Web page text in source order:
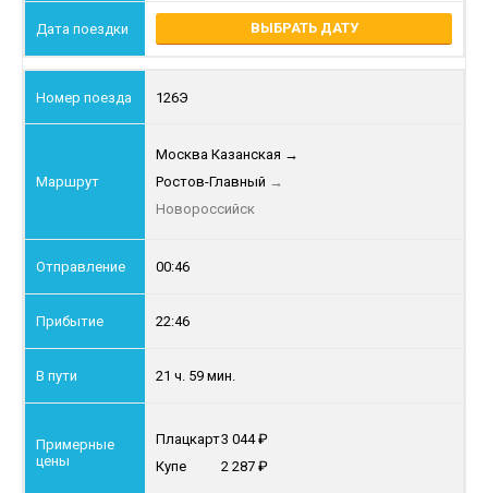
ВЫБРАТЬ ДАТУ
126Э
Москва Казанская →
Ростов-Главный →
Новороссийск
00:46
22:46
21 ч. 59 мин.
Плацкарт3 044
Купе
2 287